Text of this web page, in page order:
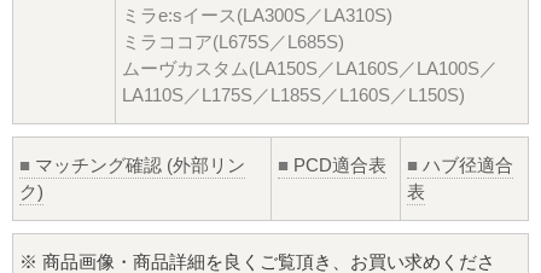
ミラe:sイース(LA300S／LA310S)
ミラココア(L675S／L685S)
ムーヴカスタム(LA150S／LA160S／LA100S／
LA110S／L175S／L185S／L160S／L150S)
■ マッチング確認 (外部リン
ク)
■ PCD適合表 ■ ハブ径適合
表
※ 商品画像・商品詳細を良くご覧頂き、お買い求めくださ